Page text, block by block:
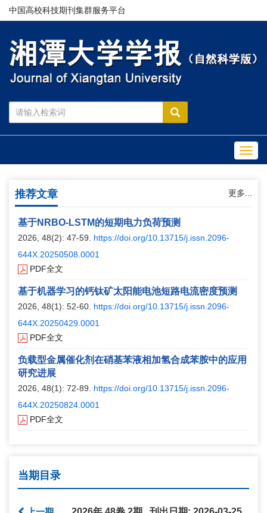
中国高校科技期刊集群服务平台
推荐文章 更多...
基于NRBO-LSTM的短期电力负荷预测
2026, 48(2): 47-59. https://doi.org/10.13715/j.issn.2096-
644X.20250508.0001
PDF全文
基于机器学习的钙钛矿太阳能电池短路电流密度预测
2026, 48(1): 52-60. https://doi.org/10.13715/j.issn.2096-
644X.20250429.0001
PDF全文
负载型金属催化剂在硝基苯液相加氢合成苯胺中的应用
研究进展
2026, 48(1): 72-89. https://doi.org/10.13715/j.issn.2096-
644X.20250824.0001
PDF全文
当期目录